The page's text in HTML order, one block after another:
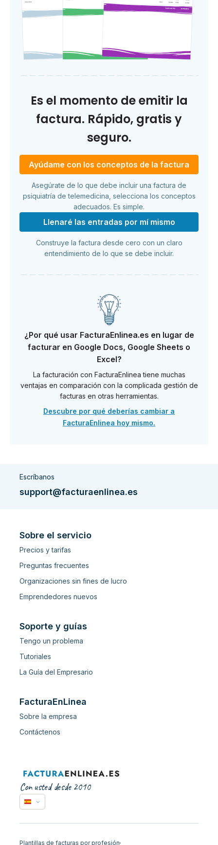
Es el momento de emitir la
factura. Rápido, gratis y
seguro.
Ayúdame con los conceptos de la factura
Asegúrate de lo que debe incluir una factura de
psiquiatría de telemedicina, selecciona los conceptos
adecuados. Es simple.
Llenaré las entradas por mí mismo
Construye la factura desde cero con un claro
entendimiento de lo que se debe incluir.
¿Por qué usar FacturaEnlinea.es en lugar de
facturar en Google Docs, Google Sheets o
Excel?
La facturación con FacturaEnlinea tiene muchas
ventajas en comparación con la complicada gestión de
facturas en otras herramientas.
Descubre por qué deberías cambiar a
FacturaEnlinea hoy mismo.
Escríbanos
support@facturaenlinea.es
Sobre el servicio
Precios y tarifas
Preguntas frecuentes
Organizaciones sin fines de lucro
Emprendedores nuevos
Soporte y guías
Tengo un problema
Tutoriales
La Guía del Empresario
FacturaEnLinea
Sobre la empresa
Contáctenos
Con usted desde 2010
Plantillas de facturas por profesión